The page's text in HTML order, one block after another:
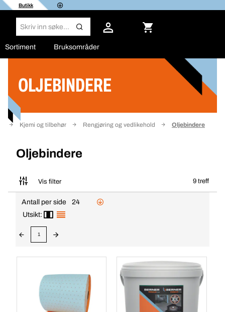
Butikk
Sortiment Bruksområder
OLJEBINDERE
Kjemi og tilbehør Rengjøring og vedlikehold Oljebindere
Oljebindere
Vis filter 9 treff
Filter
Antall per side
24
Utsikt:
1